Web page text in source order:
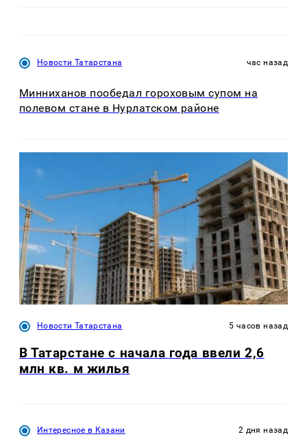
Новости Татарстана час назад
Минниханов пообедал гороховым супом на
полевом стане в Нурлатском районе
Новости Татарстана 5 часов назад
В Татарстане с начала года ввели 2,6
млн кв. м жилья
Интересное в Казани 2 дня назад